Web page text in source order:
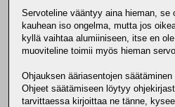
Servoteline vääntyy aina hieman, se
kauhean iso ongelma, mutta jos
kyllä vaihtaa alumiiniseen, itse en
muoviteline toimii myös hieman
Ohjauksen ääriasentojen
Ohjeet säätämiseen löytyy
tarvittaessa kirjoittaa ne tänne,